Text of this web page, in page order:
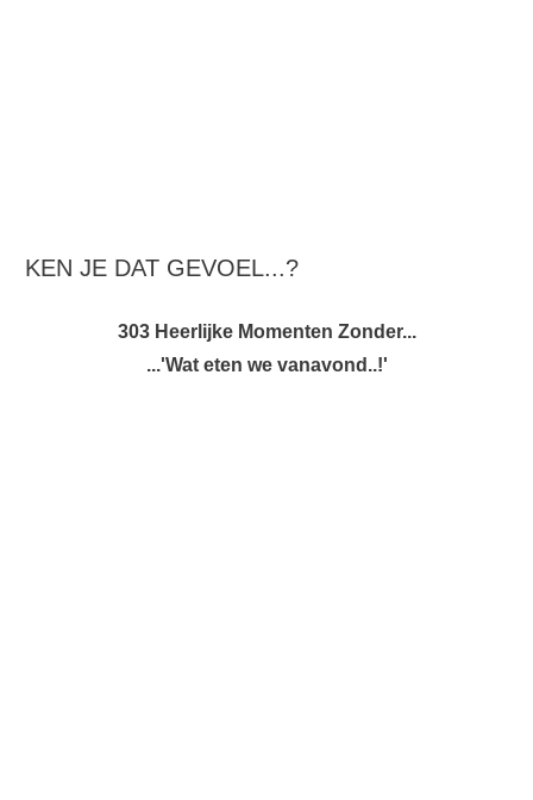
KEN JE DAT GEVOEL...?
303 Heerlijke Momenten Zonder...
...'Wat eten we vanavond..!'